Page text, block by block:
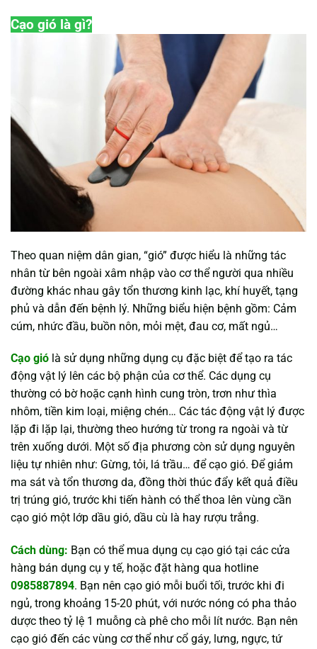
Cạo gió là gì?
Theo quan niệm dân gian, “gió” được hiểu là những tác
nhân từ bên ngoài xâm nhập vào cơ thể người qua nhiều
đường khác nhau gây tổn thương kinh lạc, khí huyết, tạng
phủ và dẫn đến bệnh lý. Những biểu hiện bệnh gồm: Cảm
cúm, nhức đầu, buồn nôn, mỏi mệt, đau cơ, mất ngủ…
Cạo gió là sử dụng những dụng cụ đặc biệt để tạo ra tác
động vật lý lên các bộ phận của cơ thể. Các dụng cụ
thường có bờ hoặc cạnh hình cung tròn, trơn như thìa
nhôm, tiền kim loại, miệng chén… Các tác động vật lý được
lặp đi lặp lại, thường theo hướng từ trong ra ngoài và từ
trên xuống dưới. Một số địa phương còn sử dụng nguyên
liệu tự nhiên như: Gừng, tỏi, lá trầu… để cạo gió. Để giảm
ma sát và tổn thương da, đồng thời thúc đẩy kết quả điều
trị trúng gió, trước khi tiến hành có thể thoa lên vùng cần
cạo gió một lớp dầu gió, dầu cù là hay rượu trắng.
Cách dùng: Bạn có thể mua dụng cụ cạo gió tại các cửa
hàng bán dụng cụ y tế, hoặc đặt hàng qua hotline
0985887894. Bạn nên cạo gió mỗi buổi tối, trước khi đi
ngủ, trong khoảng 15-20 phút, với nước nóng có pha thảo
dược theo tỷ lệ 1 muỗng cà phê cho mỗi lít nước. Bạn nên
cạo gió đến các vùng cơ thể như cổ gáy, lưng, ngực, tứ